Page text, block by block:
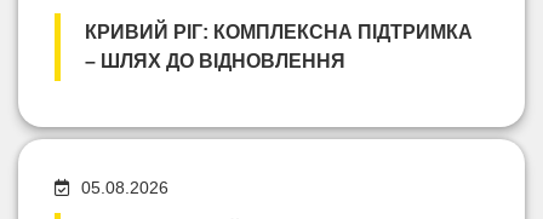
КРИВИЙ РІГ: КОМПЛЕКСНА ПІДТРИМКА
– ШЛЯХ ДО ВІДНОВЛЕННЯ
05.08.2026